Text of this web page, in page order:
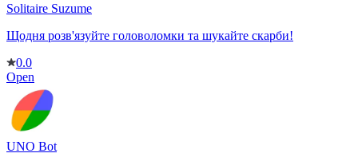
Solitaire Suzume
Щодня розв'язуйте головоломки та шукайте скарби!
0.0
Open
UNO Bot